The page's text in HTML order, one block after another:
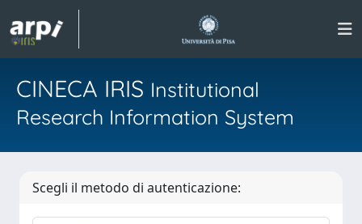
CINECA IRIS Institutional
Research Information System
Scegli il metodo di autenticazione: